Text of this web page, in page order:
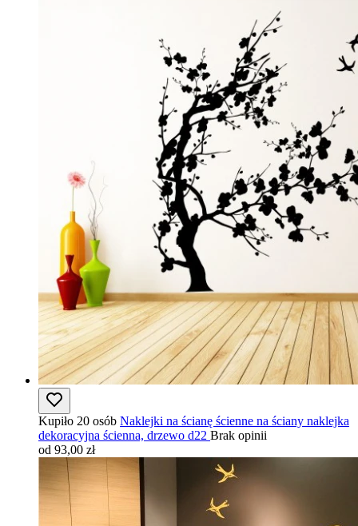
Kupiło 20 osób Naklejki na ścianę ścienne na ściany naklejka
dekoracyjna ścienna, drzewo d22 Brak opinii
od 93,00 zł